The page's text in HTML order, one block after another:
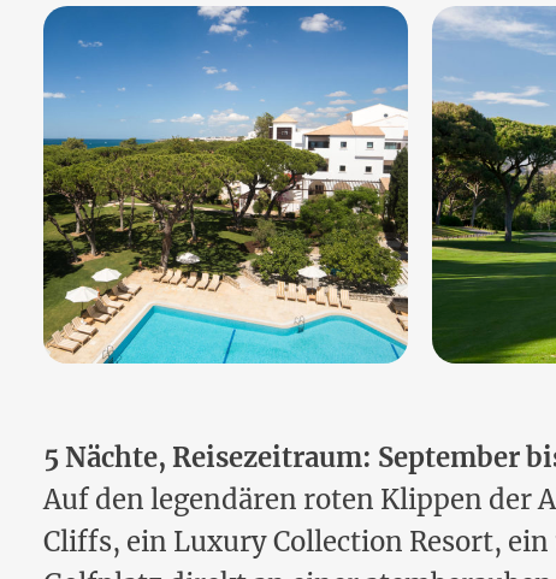
5 Nächte, Reisezeitraum: September
Auf den legendären roten Klippen der
Cliffs, ein Luxury Collection Resort,